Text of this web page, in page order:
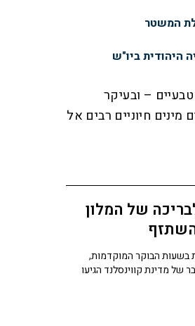
המשטר
היהודית ביו"ש
– ובעיקר
מינים חיוניים רבים אל
של המלון
בשבת בשעות הבוקר המוקדמות,
של מדינת קווינסלנד הגיעו